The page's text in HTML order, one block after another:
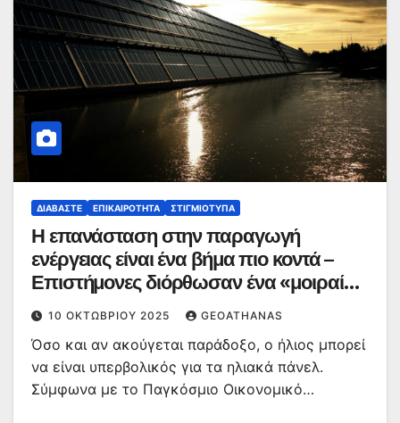
ΔΙΑΒΆΣΤΕ ΕΠΙΚΑΙΡΌΤΗΤΑ ΣΤΙΓΜΙΌΤΥΠΑ
Η επανάσταση στην παραγωγή
ενέργειας είναι ένα βήμα πιο κοντά –
Επιστήμονες διόρθωσαν ένα «μοιραίο
σφάλμα»
10 ΟΚΤΩΒΡΊΟΥ 2025 GEOATHANAS
Όσο και αν ακούγεται παράδοξο, ο ήλιος μπορεί
να είναι υπερβολικός για τα ηλιακά πάνελ.
Σύμφωνα με το Παγκόσμιο Οικονομικό…